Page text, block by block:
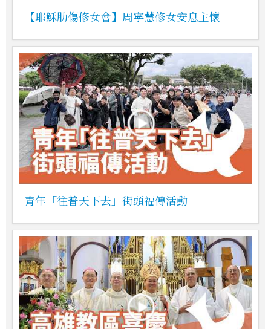
【耶穌肋傷修女會】周寧慧修女安息主懷
青年「往普天下去」街頭福傳活動